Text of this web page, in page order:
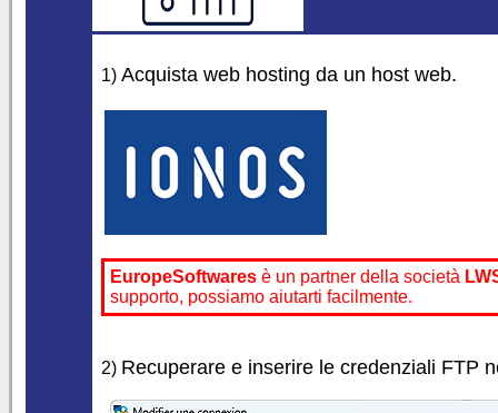
1) Acquista web hosting da un host web.
EuropeSoftwares è un partner della società
supporto, possiamo aiutarti facilmente.
2) Recuperare e inserire le credenziali FTP